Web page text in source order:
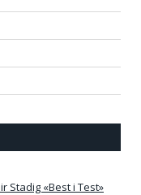
Stadig «Best i Test»